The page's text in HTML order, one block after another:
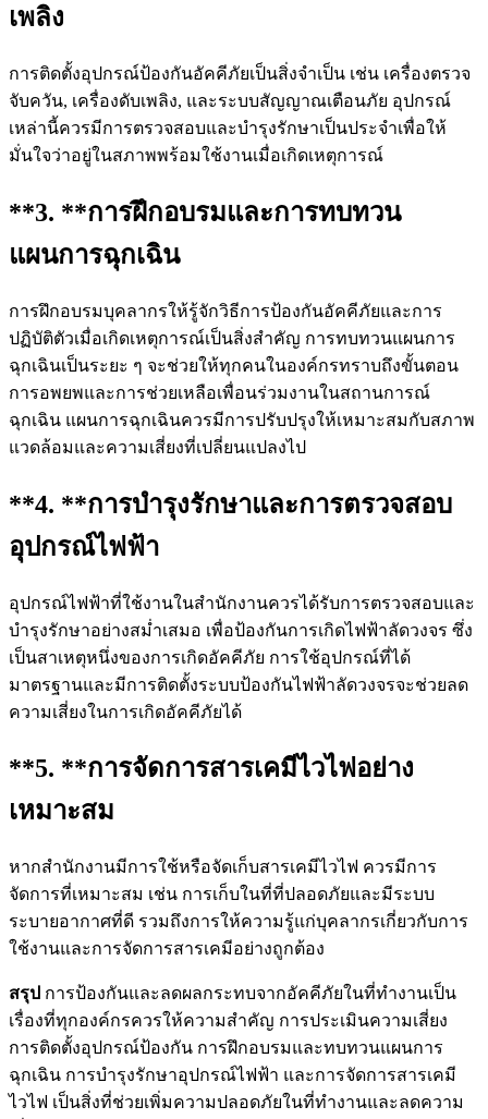
เพลิง
การติดตั้งอุปกรณ์ป้องกันอัคคีภัยเป็นสิ่งจำเป็น เช่น เครื่องตรวจ
จับควัน, เครื่องดับเพลิง, และระบบสัญญาณเตือนภัย อุปกรณ์
เหล่านี้ควรมีการตรวจสอบและบำรุงรักษาเป็นประจำเพื่อให้
มั่นใจว่าอยู่ในสภาพพร้อมใช้งานเมื่อเกิดเหตุการณ์
**3. **การฝึกอบรมและการทบทวน
แผนการฉุกเฉิน
การฝึกอบรมบุคลากรให้รู้จักวิธีการป้องกันอัคคีภัยและการ
ปฏิบัติตัวเมื่อเกิดเหตุการณ์เป็นสิ่งสำคัญ การทบทวนแผนการ
ฉุกเฉินเป็นระยะ ๆ จะช่วยให้ทุกคนในองค์กรทราบถึงขั้นตอน
การอพยพและการช่วยเหลือเพื่อนร่วมงานในสถานการณ์
ฉุกเฉิน แผนการฉุกเฉินควรมีการปรับปรุงให้เหมาะสมกับสภาพ
แวดล้อมและความเสี่ยงที่เปลี่ยนแปลงไป
**4. **การบำรุงรักษาและการตรวจสอบ
อุปกรณ์ไฟฟ้า
อุปกรณ์ไฟฟ้าที่ใช้งานในสำนักงานควรได้รับการตรวจสอบและ
บำรุงรักษาอย่างสม่ำเสมอ เพื่อป้องกันการเกิดไฟฟ้าลัดวงจร ซึ่ง
เป็นสาเหตุหนึ่งของการเกิดอัคคีภัย การใช้อุปกรณ์ที่ได้
มาตรฐานและมีการติดตั้งระบบป้องกันไฟฟ้าลัดวงจรจะช่วยลด
ความเสี่ยงในการเกิดอัคคีภัยได้
**5. **การจัดการสารเคมีไวไฟอย่าง
เหมาะสม
หากสำนักงานมีการใช้หรือจัดเก็บสารเคมีไวไฟ ควรมีการ
จัดการที่เหมาะสม เช่น การเก็บในที่ที่ปลอดภัยและมีระบบ
ระบายอากาศที่ดี รวมถึงการให้ความรู้แก่บุคลากรเกี่ยวกับการ
ใช้งานและการจัดการสารเคมีอย่างถูกต้อง
สรุป การป้องกันและลดผลกระทบจากอัคคีภัยในที่ทำงานเป็น
เรื่องที่ทุกองค์กรควรให้ความสำคัญ การประเมินความเสี่ยง
การติดตั้งอุปกรณ์ป้องกัน การฝึกอบรมและทบทวนแผนการ
ฉุกเฉิน การบำรุงรักษาอุปกรณ์ไฟฟ้า และการจัดการสารเคมี
ไวไฟ เป็นสิ่งที่ช่วยเพิ่มความปลอดภัยในที่ทำงานและลดความ